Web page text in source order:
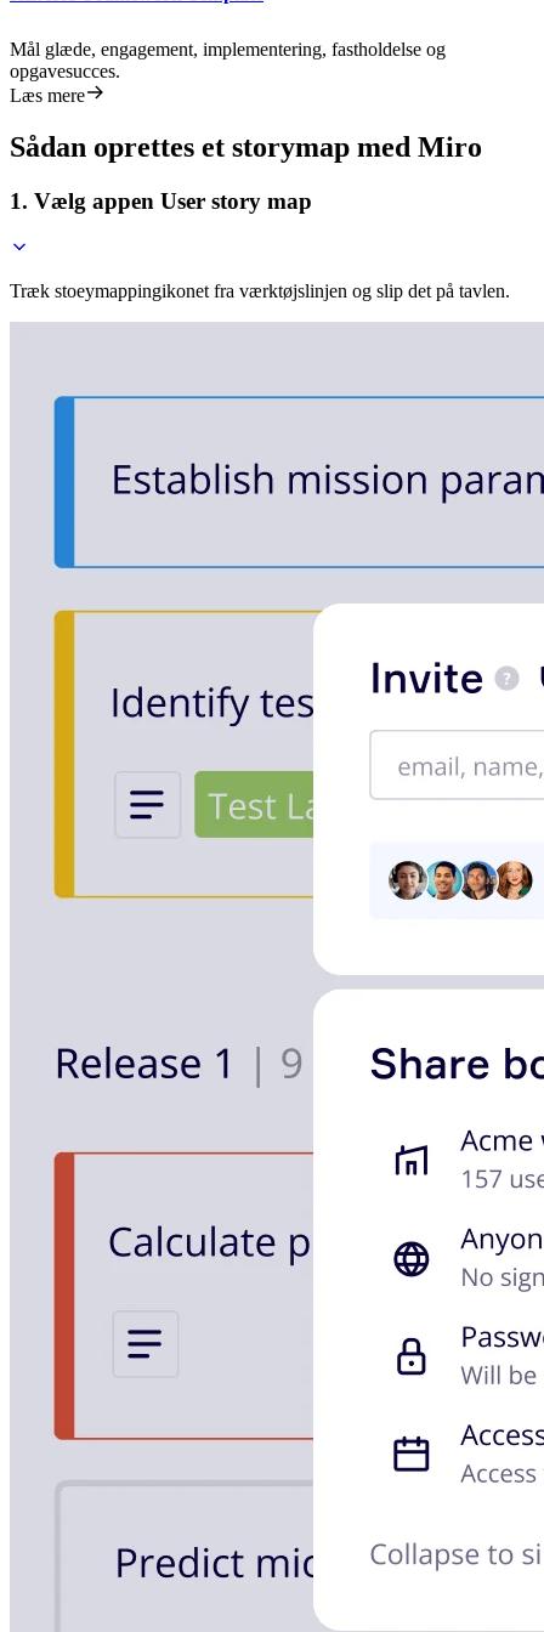
Mål glæde, engagement, implementering, fastholdelse og
opgavesucces.
Læs mere
Sådan oprettes et storymap med Miro
1. Vælg appen User story map
Træk stoeymappingikonet fra værktøjslinjen og slip det på tavlen.